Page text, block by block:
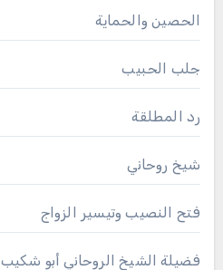
الحصين والحماية
جلب الحبيب
رد المطلقة
شيخ روحاني
فتح النصيب وتيسير الزواج
فضيلة الشيخ الروحاني أبو شكيب